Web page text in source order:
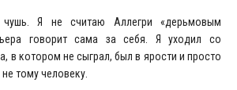
Я не считаю Аллегри «дерьмовым
говорит сама за себя. Я уходил со
в котором не сыграл, был в ярости и просто
тому человеку.